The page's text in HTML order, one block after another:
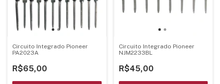
Circuito Integrado Pioneer
PA2023A
R$65,00
Circuito Integrado Pioneer
NJM2233BL
R$45,00